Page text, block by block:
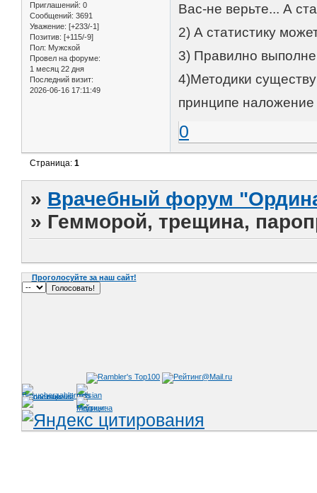
Приглашений: 0
Сообщений: 3691
Уважение: [+233/-1]
Позитив: [+115/-9]
Пол: Мужской
Провел на форуме:
1 месяц 22 дня
Последний визит:
2026-06-16 17:11:49
Вас-не верьте... А
2) А статистику
3) Правилно
4)Методики
принципе
0
Страница:1
» Врачебный форум
» Гемморой, трещина,
Проголосуйте за наш сайт!